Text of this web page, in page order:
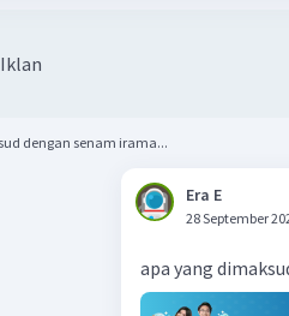
Iklan
dengan senam irama...
Era E
28 September
apa yang